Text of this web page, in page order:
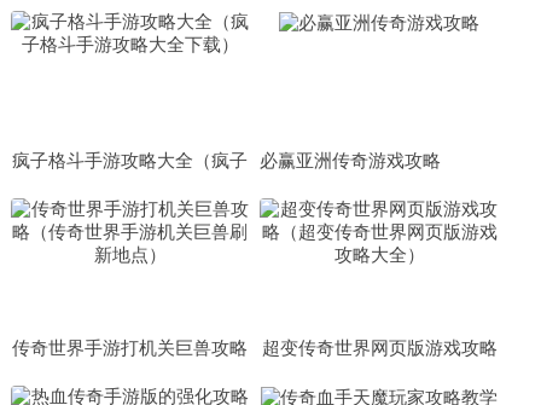
视频）
疯子格斗手游攻略大全（疯子
必赢亚洲传奇游戏攻略
传奇世界手游打机关巨兽攻略
地点）
超变传奇世界网页版游戏攻略
略大全）